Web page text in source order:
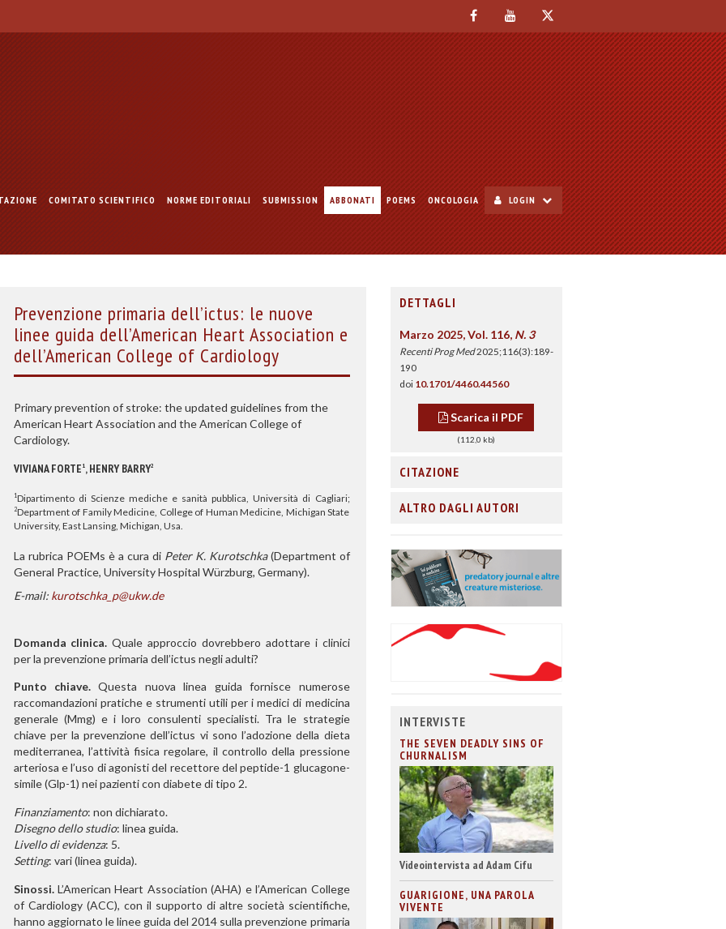
COMITATO SCIENTIFICO NORME EDITORIALI SUBMISSION ABBONATI POEMS ONCOLOGIA LOGIN
Prevenzione primaria dell’ictus: le nuove
linee guida dell’American Heart Association e
dell’American College of Cardiology
Primary prevention of stroke: the updated guidelines from the
American Heart Association and the American College of
Cardiology.
VIVIANA FORTE 1, HENRY BARRY2
1Dipartimento di Scienze mediche e sanità pubblica, Università di Cagliari;
2Department of Family Medicine, College of Human Medicine, Michigan State
University, East Lansing, Michigan, Usa.
La rubrica POEMs è a cura diPeter K. Kurotschka(Department of
General Practice, University Hospital Würzburg, Germany).
E-mail: kurotschka_p@ukw.de
Domanda clinica.Quale approccio dovrebbero adottare i clinici
per la prevenzione primaria dell’ictus negli adulti?
Punto chiave.Questa nuova linea guida fornisce numerose
raccomandazioni pratiche e strumenti utili per i medici di medicina
generale (Mmg) e i loro consulenti specialisti. Tra le strategie
chiave per la prevenzione dell’ictus vi sono l’adozione della dieta
mediterranea, l’attività fisica regolare, il controllo della pressione
arteriosa e l’uso di agonisti del recettore del peptide-1 glucagone-
simile (Glp-1) nei pazienti con diabete di tipo 2.
Finanziamento: non dichiarato.
Disegno dello studio: linea guida.
Livello di evidenza: 5.
Setting: vari (linea guida).
Sinossi.L’American Heart Association (AHA) e l’American College
of Cardiology (ACC), con il supporto di altre società scientifiche,
hanno aggiornato le linee guida del 2014 sulla prevenzione primaria
DETTAGLI
Marzo 2025, Vol. 116, N. 3
Recenti Prog Med2025;116(3):189-
190
doi 10.1701/4460.44560
Scarica il PDF
(112,0 kb)
CITAZIONE
ALTRO DAGLI AUTORI
INTERVISTE
THE SEVEN DEADLY SINS OF
CHURNALISM
Videointervista ad Adam Cifu
GUARIGIONE, UNA PAROLA
VIVENTE